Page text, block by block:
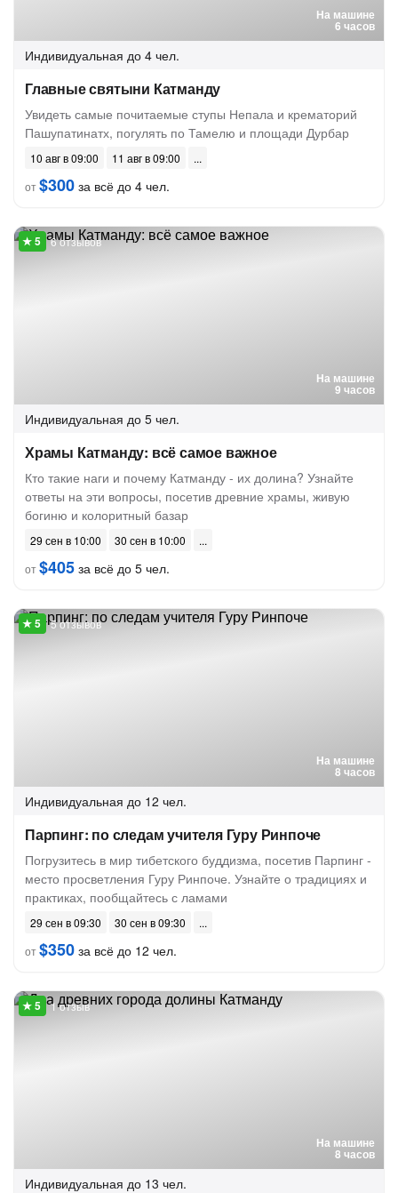
На машине
6 часов
Индивидуальная до 4 чел.
Главные святыни Катманду
Увидеть самые почитаемые ступы Непала и крематорий
Пашупатинатх, погулять по Тамелю и площади Дурбар
10 авг в 09:00
11 авг в 09:00
от$300 за всё до 4 чел.
На машине
9 часов
6 отзывов
Индивидуальная до 5 чел.
Храмы Катманду: всё самое важное
Кто такие наги и почему Катманду - их долина? Узнайте
ответы на эти вопросы, посетив древние храмы, живую
богиню и колоритный базар
29 сен в 10:00
30 сен в 10:00
от$405 за всё до 5 чел.
На машине
8 часов
5 отзывов
Индивидуальная до 12 чел.
Парпинг: по следам учителя Гуру Ринпоче
Погрузитесь в мир тибетского буддизма, посетив Парпинг -
место просветления Гуру Ринпоче. Узнайте о традициях и
практиках, пообщайтесь с ламами
29 сен в 09:30
30 сен в 09:30
от$350 за всё до 12 чел.
На машине
8 часов
1 отзыв
Индивидуальная до 13 чел.